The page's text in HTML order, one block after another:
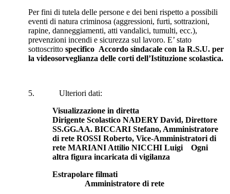
Per fini di tutela delle persone e dei beni rispetto a possibili
eventi di natura criminosa (aggressioni, furti, sottrazioni,
rapine, danneggiamenti, atti vandalici, tumulti, ecc.),
prevenzioni incendi e sicurezza sul lavoro. E’ stato
sottoscrittospecifico Accordo sindacale con la R.S.U. per
la videosorveglianza delle corti dell’Istituzione scolastica.
5. Ulteriori dati:
Visualizzazione in diretta
Dirigente Scolastico NADERY David, Direttore
SS.GG.AA. BICCARI Stefano, Amministratore
di rete ROSSI Roberto, Vice-Amministratori di
rete MARIANI Attilio NICCHI Luigi Ogni
altra figura incaricata di vigilanza
Estrapolare filmati
Amministratore di rete